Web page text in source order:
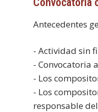
Antecedentes
- Actividad sin
- Convocatoria
- Los
- Los
responsable